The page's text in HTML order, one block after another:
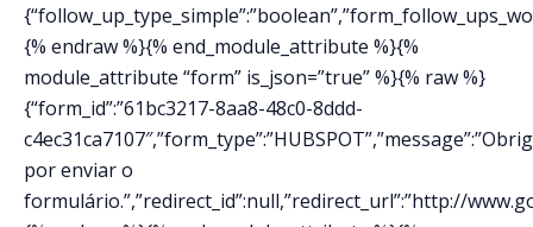
{% endraw %}{% end_module_attribute %}{%
module_attribute “form” is_json=”true” %}{% raw %}
{“form_id”:”61bc3217-8aa8-48c0-8ddd-
por enviar o
formulário.”,”redirect_id”:null,”redirect_url”:”http://